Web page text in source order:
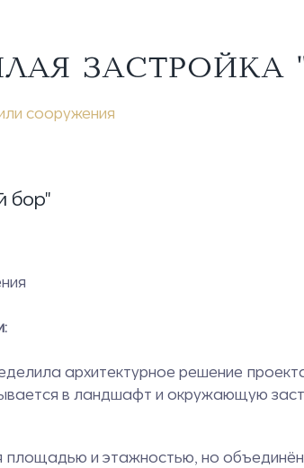
ЗАСТРОЙКА
сооружения
бор"
архитектурное решение
в ландшафт и окружающую
и этажностью, но